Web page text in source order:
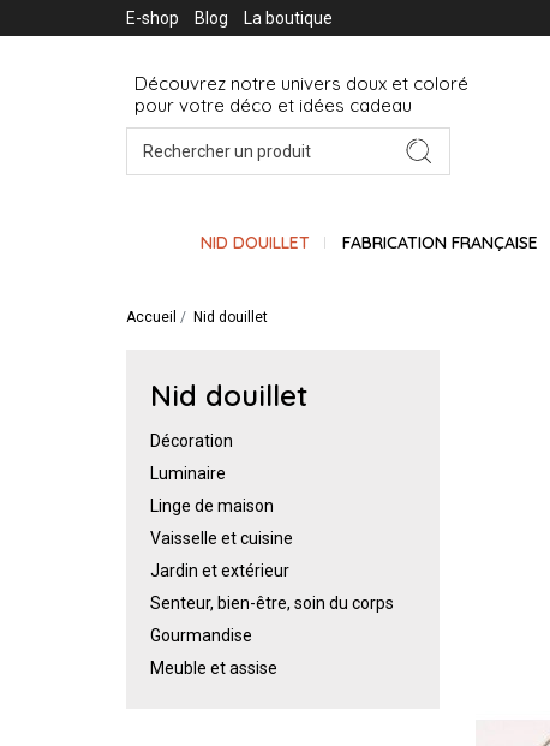
E-shop Blog La boutique
Découvrez notre univers doux et coloré
pour votre déco et idées cadeau
NID DOUILLET FABRICATION FRANÇAISE
Accueil Nid douillet
Nid douillet
Décoration
Luminaire
Linge de maison
Vaisselle et cuisine
Jardin et extérieur
Senteur, bien-être, soin du corps
Gourmandise
Meuble et assise